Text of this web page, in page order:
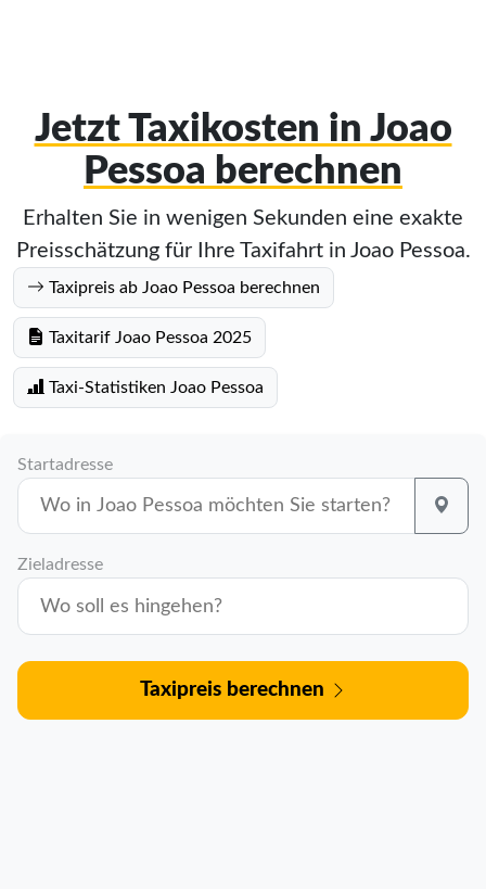
Jetzt Taxikosten in Joao
Pessoa berechnen
Erhalten Sie in wenigen Sekunden eine exakte
Preisschätzung für Ihre Taxifahrt in Joao Pessoa.
Taxipreis ab Joao Pessoa berechnen
Taxitarif Joao Pessoa 2025
Taxi-Statistiken Joao Pessoa
Startadresse
Zieladresse
Taxipreis berechnen